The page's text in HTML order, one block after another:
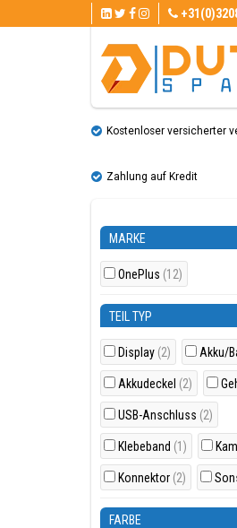
Kostenloser versicherter
Zahlung auf Kredit
MARKE
OnePlus (12)
TEIL TYP
Display (2) Akku/
Akkudeckel (2)
USB-Anschluss (2)
Klebeband (1)
Konnektor (2)
FARBE